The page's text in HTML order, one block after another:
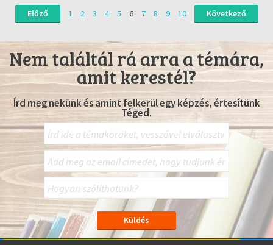
Előző 1 2 3 4 5 6 7 8 9 10 Következő
Nem találtál rá arra a témára,
amit kerestél?
Írd meg nekünk és amint felkerül egy képzés, értesítünk
Téged.